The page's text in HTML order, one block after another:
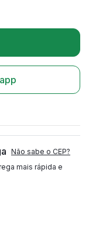
Não sabe o CEP?
mais rápida e